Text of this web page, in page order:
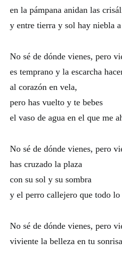
en la pámpana anidan las
y entre tierra y sol hay niebla a
No sé de dónde vienes, pero
es temprano y la escarcha
al corazón en vela,
pero has vuelto y te bebes
el vaso de agua en el que me
No sé de dónde vienes, pero
has cruzado la plaza
con su sol y su sombra
y el perro callejero que todo lo
No sé de dónde vienes, pero
viviente la belleza en tu